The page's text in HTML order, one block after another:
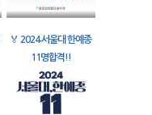
🏅 2024 서울대 한예종
11명합격!!